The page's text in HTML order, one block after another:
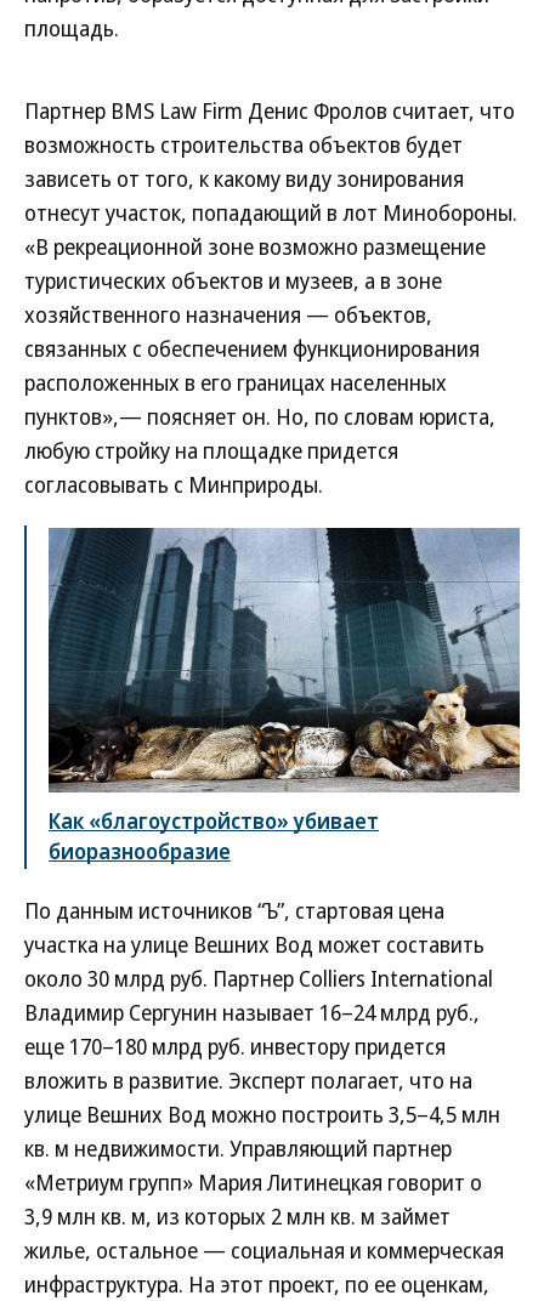
площадь.
Партнер BMS Law Firm Денис Фролов считает, что
возможность строительства объектов будет
зависеть от того, к какому виду зонирования
отнесут участок, попадающий в лот Минобороны.
«В рекреационной зоне возможно размещение
туристических объектов и музеев, а в зоне
хозяйственного назначения — объектов,
связанных с обеспечением функционирования
расположенных в его границах населенных
пунктов»,— поясняет он. Но, по словам юриста,
любую стройку на площадке придется
согласовывать с Минприроды.
Как «благоустройство» убивает
биоразнообразие
По данным источников “Ъ”, стартовая цена
участка на улице Вешних Вод может составить
около 30 млрд руб. Партнер Colliers International
Владимир Сергунин называет 16–24 млрд руб.,
еще 170–180 млрд руб. инвестору придется
вложить в развитие. Эксперт полагает, что на
улице Вешних Вод можно построить 3,5–4,5 млн
кв. м недвижимости. Управляющий партнер
«Метриум групп» Мария Литинецкая говорит о
3,9 млн кв. м, из которых 2 млн кв. м займет
жилье, остальное — социальная и коммерческая
инфраструктура. На этот проект, по ее оценкам,